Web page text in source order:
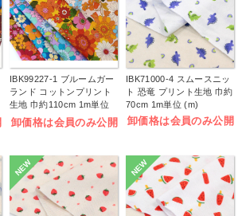
IBK99227-1 ブルームガー
ランド コットンプリント
生地 巾約110cm 1m単位
(m)
卸価格は会員のみ公開
IBK71000-4 スムースニッ
ト 恐竜 プリント生地 巾約
70cm 1m単位 (m)
卸価格は会員のみ公開
NEW NEW